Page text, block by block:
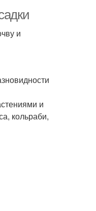
и
и
кольраби,